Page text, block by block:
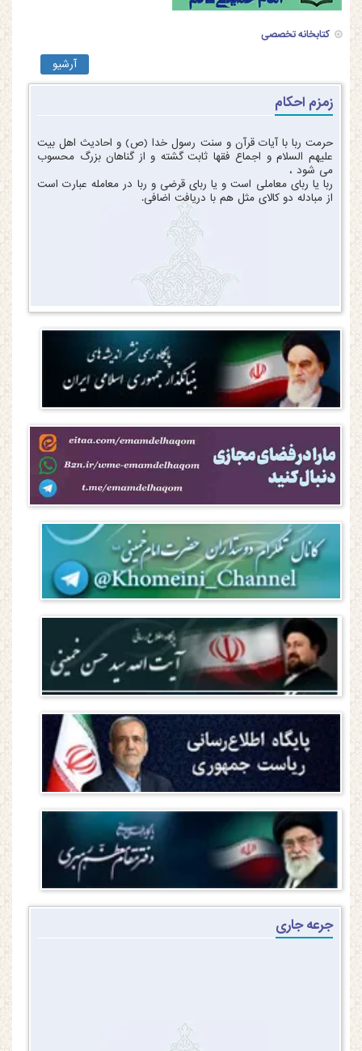
آرشیو
کتابخانه تخصصی
زمزم احکام
حرمت ربا با آیات قرآن و سنت رسول خدا (ص) و احادیث اهل بیت
علیهم السلام و اجماع فقها ثابت گشته و از گناهان بزرگ محسوب
می شود ،
ربا یا ربای معاملی است و یا ربای قرضی و ربا در معامله عبارت است
از مبادله دو کالای مثل هم با دریافت اضافی.
جرعه جاری